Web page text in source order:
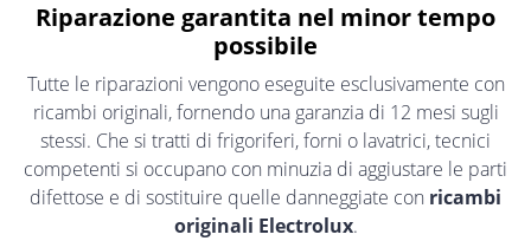
Riparazione garantita nel minor tempo
possibile
Tutte le riparazioni vengono eseguite esclusivamente con
ricambi originali, fornendo una garanzia di 12 mesi sugli
stessi. Che si tratti di frigoriferi, forni o lavatrici, tecnici
competenti si occupano con minuzia di aggiustare le parti
difettose e di sostituire quelle danneggiate con ricambi
originali Electrolux.